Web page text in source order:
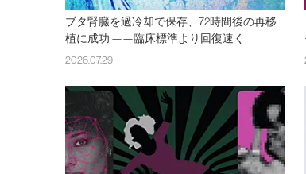
ブタ腎臓を過冷却で保存、72時間後の再移
植に成功 ——臨床標準より回復速く
2026.07.29